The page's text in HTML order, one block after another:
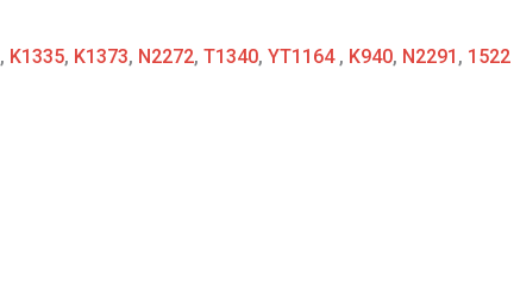
, K1335, K1373, N2272, T1340, YT1164, K940, N2291 , 1522